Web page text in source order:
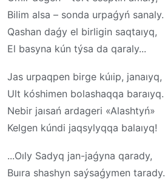
Bilim alsa – sonda urpaǵyń sanaly.
Qashan daǵy el birligin saqtaıyq,
El basyna kún týsa da qaraly...
Jas urpaqpen birge kúıip, janaıyq,
Ult kóshimen bolashaqqa baraıyq.
Nebir jaısań ardageri «Alashtyń»
Kelgen kúndi jaqsylyqqa balaıyq!
...Oıly Sadyq jan-jaǵyna qarady,
Buıra shashyn saýsaǵymen tarady.